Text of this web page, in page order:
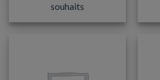
souhaits